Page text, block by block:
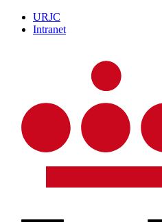
URJC
Intranet